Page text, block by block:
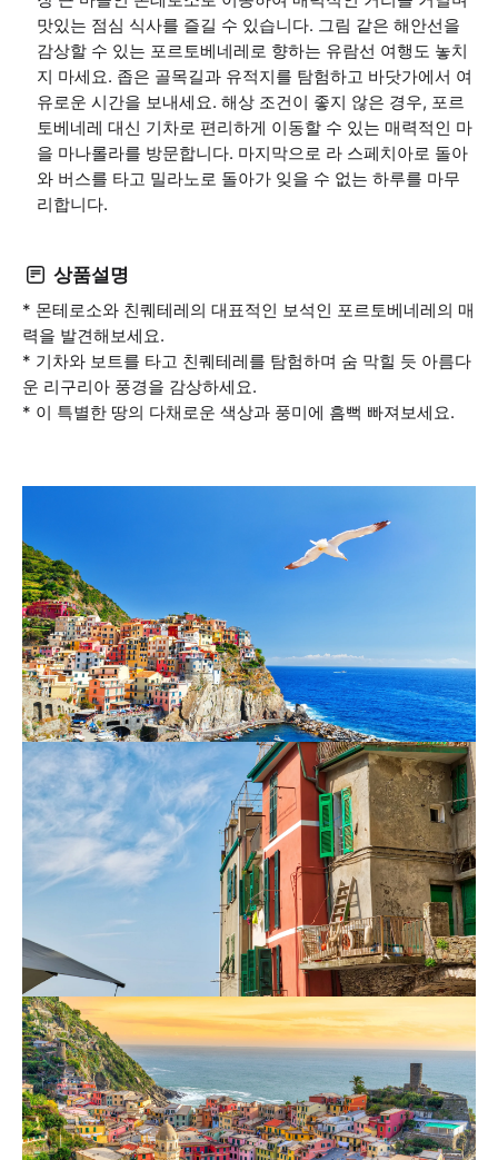
맛있는 점심 식사를 즐길 수 있습니다. 그림 같은 해안선을
감상할 수 있는 포르토베네레로 향하는 유람선 여행도 놓치
지 마세요. 좁은 골목길과 유적지를 탐험하고 바닷가에서 여
유로운 시간을 보내세요. 해상 조건이 좋지 않은 경우, 포르
토베네레 대신 기차로 편리하게 이동할 수 있는 매력적인 마
을 마나롤라를 방문합니다. 마지막으로 라 스페치아로 돌아
와 버스를 타고 밀라노로 돌아가 잊을 수 없는 하루를 마무
리합니다.
상품설명
* 몬테로소와 친퀘테레의 대표적인 보석인 포르토베네레의 매
력을 발견해보세요.
* 기차와 보트를 타고 친퀘테레를 탐험하며 숨 막힐 듯 아름다
운 리구리아 풍경을 감상하세요.
* 이 특별한 땅의 다채로운 색상과 풍미에 흠뻑 빠져보세요.